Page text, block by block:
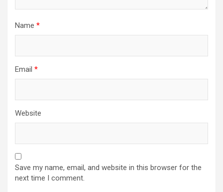
Name *
Email *
Website
Save my name, email, and website in this browser for the
next time I comment.